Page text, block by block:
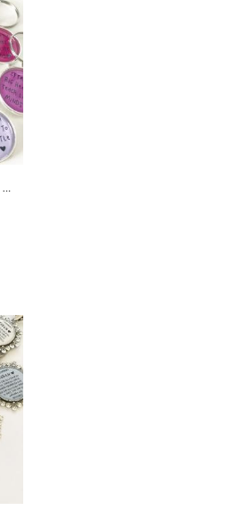
FÄRDIG NYCKELRING” IT TAKES A BIG HEART..” 1ST